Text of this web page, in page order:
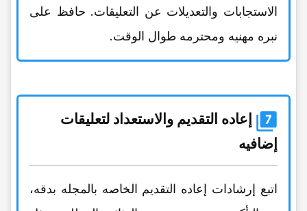
الاستجابات والتعدیلات عن التعلیقات. حافظ على
نبره مهنیه ومحترمه طوال الوقت.
إعاده التقدیم والاستعداد لتعلیقات
إضافیه
اتبع إرشادات إعاده التقدیم الخاصه بالمجله بدقه،